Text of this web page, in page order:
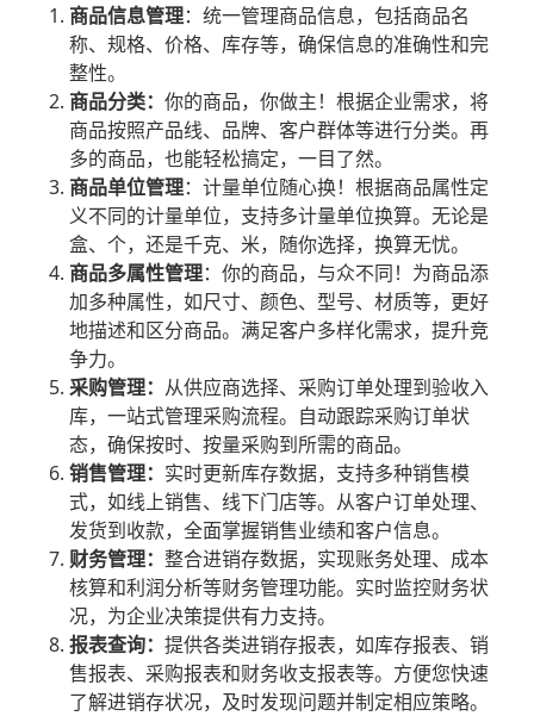
商品信息管理：统一管理商品信息，包括商品名
称、规格、价格、库存等，确保信息的准确性和完
整性。
商品分类： 你的商品，你做主！根据企业需求，将
商品按照产品线、品牌、客户群体等进行分类。再
多的商品，也能轻松搞定，一目了然。
商品单位管理：计量单位随心换！根据商品属性定
义不同的计量单位，支持多计量单位换算。无论是
盒、个，还是千克、米，随你选择，换算无忧。
商品多属性管理：你的商品，与众不同！为商品添
加多种属性，如尺寸、颜色、型号、材质等，更好
地描述和区分商品。满足客户多样化需求，提升竞
争力。
采购管理： 从供应商选择、采购订单处理到验收入
库，一站式管理采购流程。自动跟踪采购订单状
态，确保按时、按量采购到所需的商品。
销售管理： 实时更新库存数据，支持多种销售模
式，如线上销售、线下门店等。从客户订单处理、
发货到收款，全面掌握销售业绩和客户信息。
财务管理： 整合进销存数据，实现账务处理、成本
核算和利润分析等财务管理功能。实时监控财务状
况，为企业决策提供有力支持。
报表查询： 提供各类进销存报表，如库存报表、销
售报表、采购报表和财务收支报表等。方便您快速
了解进销存状况，及时发现问题并制定相应策略。